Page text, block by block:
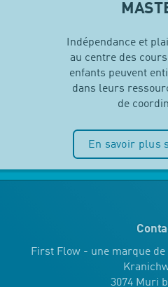
Indépendance et
au centre des cours
enfants peuvent
dans leurs
de
En savoir plus
First Flow - une marque de
3074 Muri